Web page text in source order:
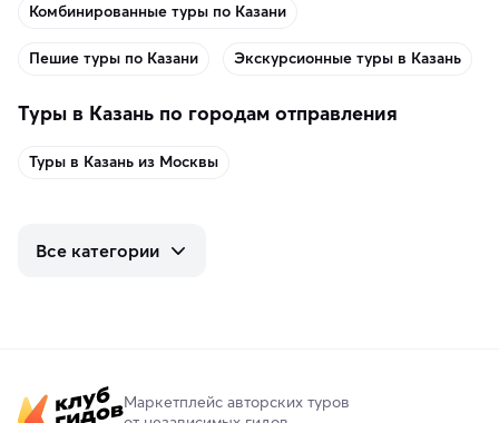
Комбинированные туры по Казани
Пешие туры по Казани Экскурсионные туры в Казань
Туры в Казань по городам отправления
Туры в Казань из Москвы
Все категории
Маркетплейс авторских туров